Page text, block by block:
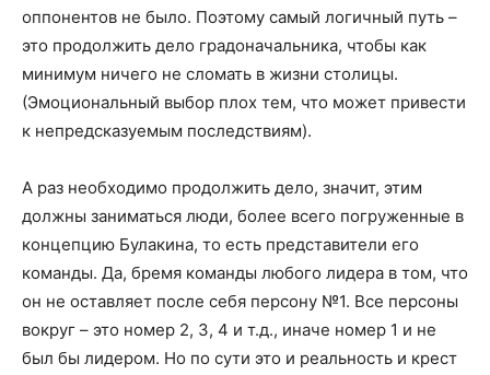
оппонентов не было. Поэтому самый логичный путь –
это продолжить дело градоначальника, чтобы как
минимум ничего не сломать в жизни столицы.
(Эмоциональный выбор плох тем, что может привести
к непредсказуемым последствиям).
А раз необходимо продолжить дело, значит, этим
должны заниматься люди, более всего погруженные в
концепцию Булакина, то есть представители его
команды. Да, бремя команды любого лидера в том, что
он не оставляет после себя персону №1. Все персоны
вокруг – это номер 2, 3, 4 и т.д., иначе номер 1 и не
был бы лидером. Но по сути это и реальность и крест